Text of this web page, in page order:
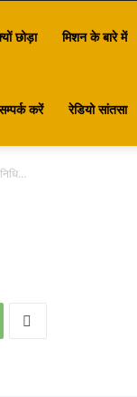
छोड़ा मिशन के बारे में
करें रेडियो सांतसा